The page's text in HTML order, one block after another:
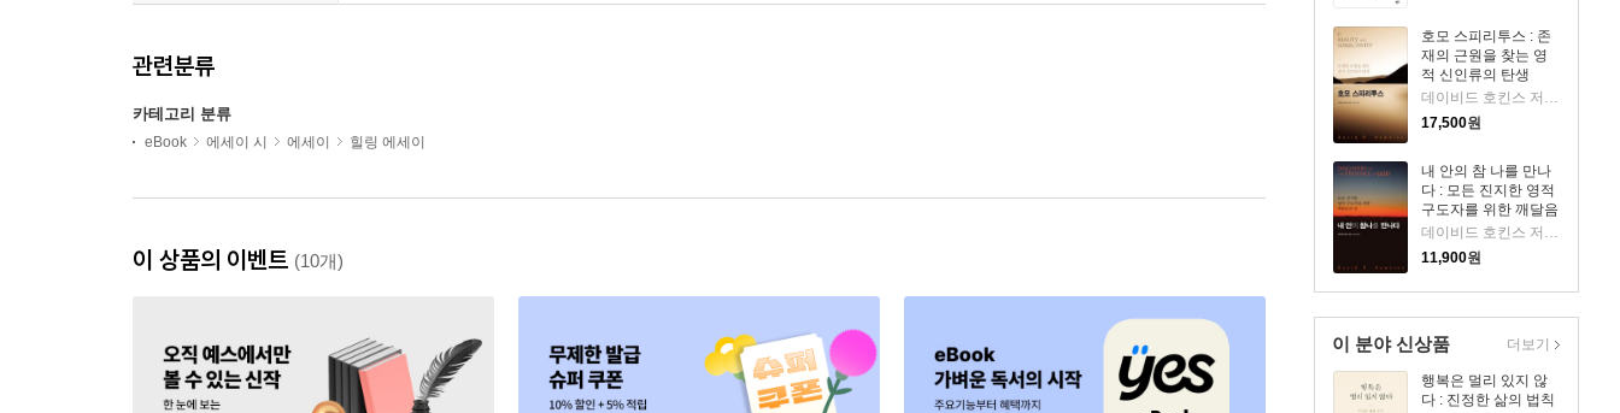
호모 스피리투스 : 존
재의 근원을 찾는 영
적 신인류의 탄생
17,500원
내 안의 참 나를 만나
다 : 모든 진지한 영적
구도자를 위한 깨달음
의 길
데이비드 호킨스 저/백영미 역
11,900원
이 분야 신상품
행복은 멀리 있지 않
다 : 진정한 삶의 법칙
더보기
관련분류
카테고리 분류
eBook 에세이 시 에세이 힐링 에세이
이 상품의 이벤트 (10개)